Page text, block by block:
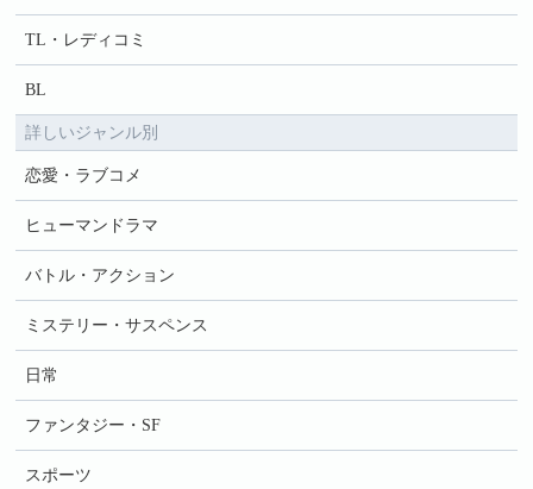
TL・レディコミ
BL
詳しいジャンル別
恋愛・ラブコメ
ヒューマンドラマ
バトル・アクション
ミステリー・サスペンス
日常
ファンタジー・SF
スポーツ